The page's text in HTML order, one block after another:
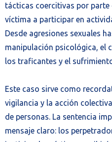
tácticas coercitivas por parte
víctima a participar en
Desde agresiones sexuales
manipulación psicológica, el
los traficantes y el
Este caso sirve como
vigilancia y la acción
de personas. La sentencia
mensaje claro: los